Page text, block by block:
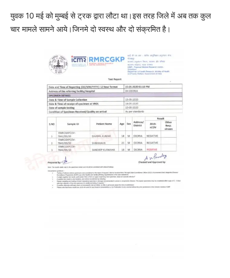
युवक 10 मई को मुम्बई से ट्रक द्वारा लौटा था।इस तरह जिले में अब तक कुल
चार मामले सामने आये।जिनमे दो स्वस्थ और दो संक्रमित है।